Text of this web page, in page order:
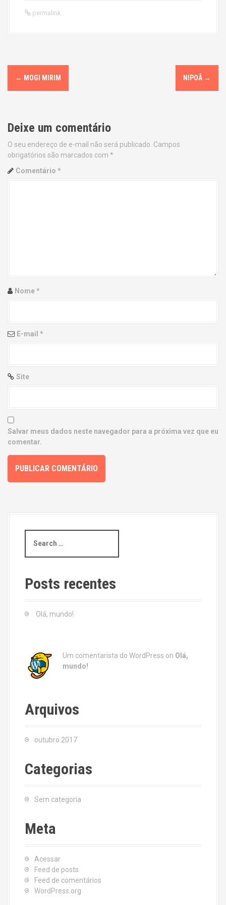
permalink
P
o
t
n
a
i
n
← MOGI MIRIM NIPOÃ →
Deixe um comentário
O seu endereço de e-mail não será publicado. Campos
obrigatórios são marcados com *
Comentário *
Nome*
E-mail *
Site
Salvar meus dados neste navegador para a próxima vez que eu
comentar.
a
c
h
Posts recentes
Olá, mundo!
Um comentarista do WordPress on Olá,
mundo!
Arquivos
outubro 2017
Categorias
Sem categoria
Meta
Acessar
Feed de posts
Feed de comentários
WordPress.org